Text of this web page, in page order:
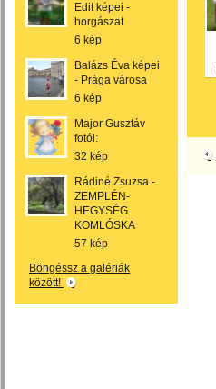
Edit képei -
horgászat
6 kép
Balázs Éva képei
- Prága városa
6 kép
Major Gusztáv
fotói:
32 kép
Rádiné Zsuzsa -
ZEMPLÉN-
HEGYSÉG
KOMLÓSKA
57 kép
Böngéssz a galériák
között!